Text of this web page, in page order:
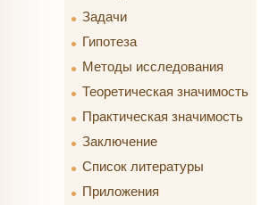
Задачи
Гипотеза
Методы исследования
Теоретическая значимость
Практическая значимость
Заключение
Список литературы
Приложения